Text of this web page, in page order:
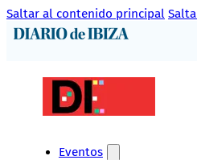
Saltar al contenido principal
Eventos